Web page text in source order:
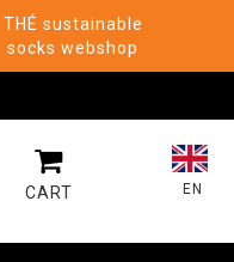
THÉ sustainable
socks webshop
EN
MY CART